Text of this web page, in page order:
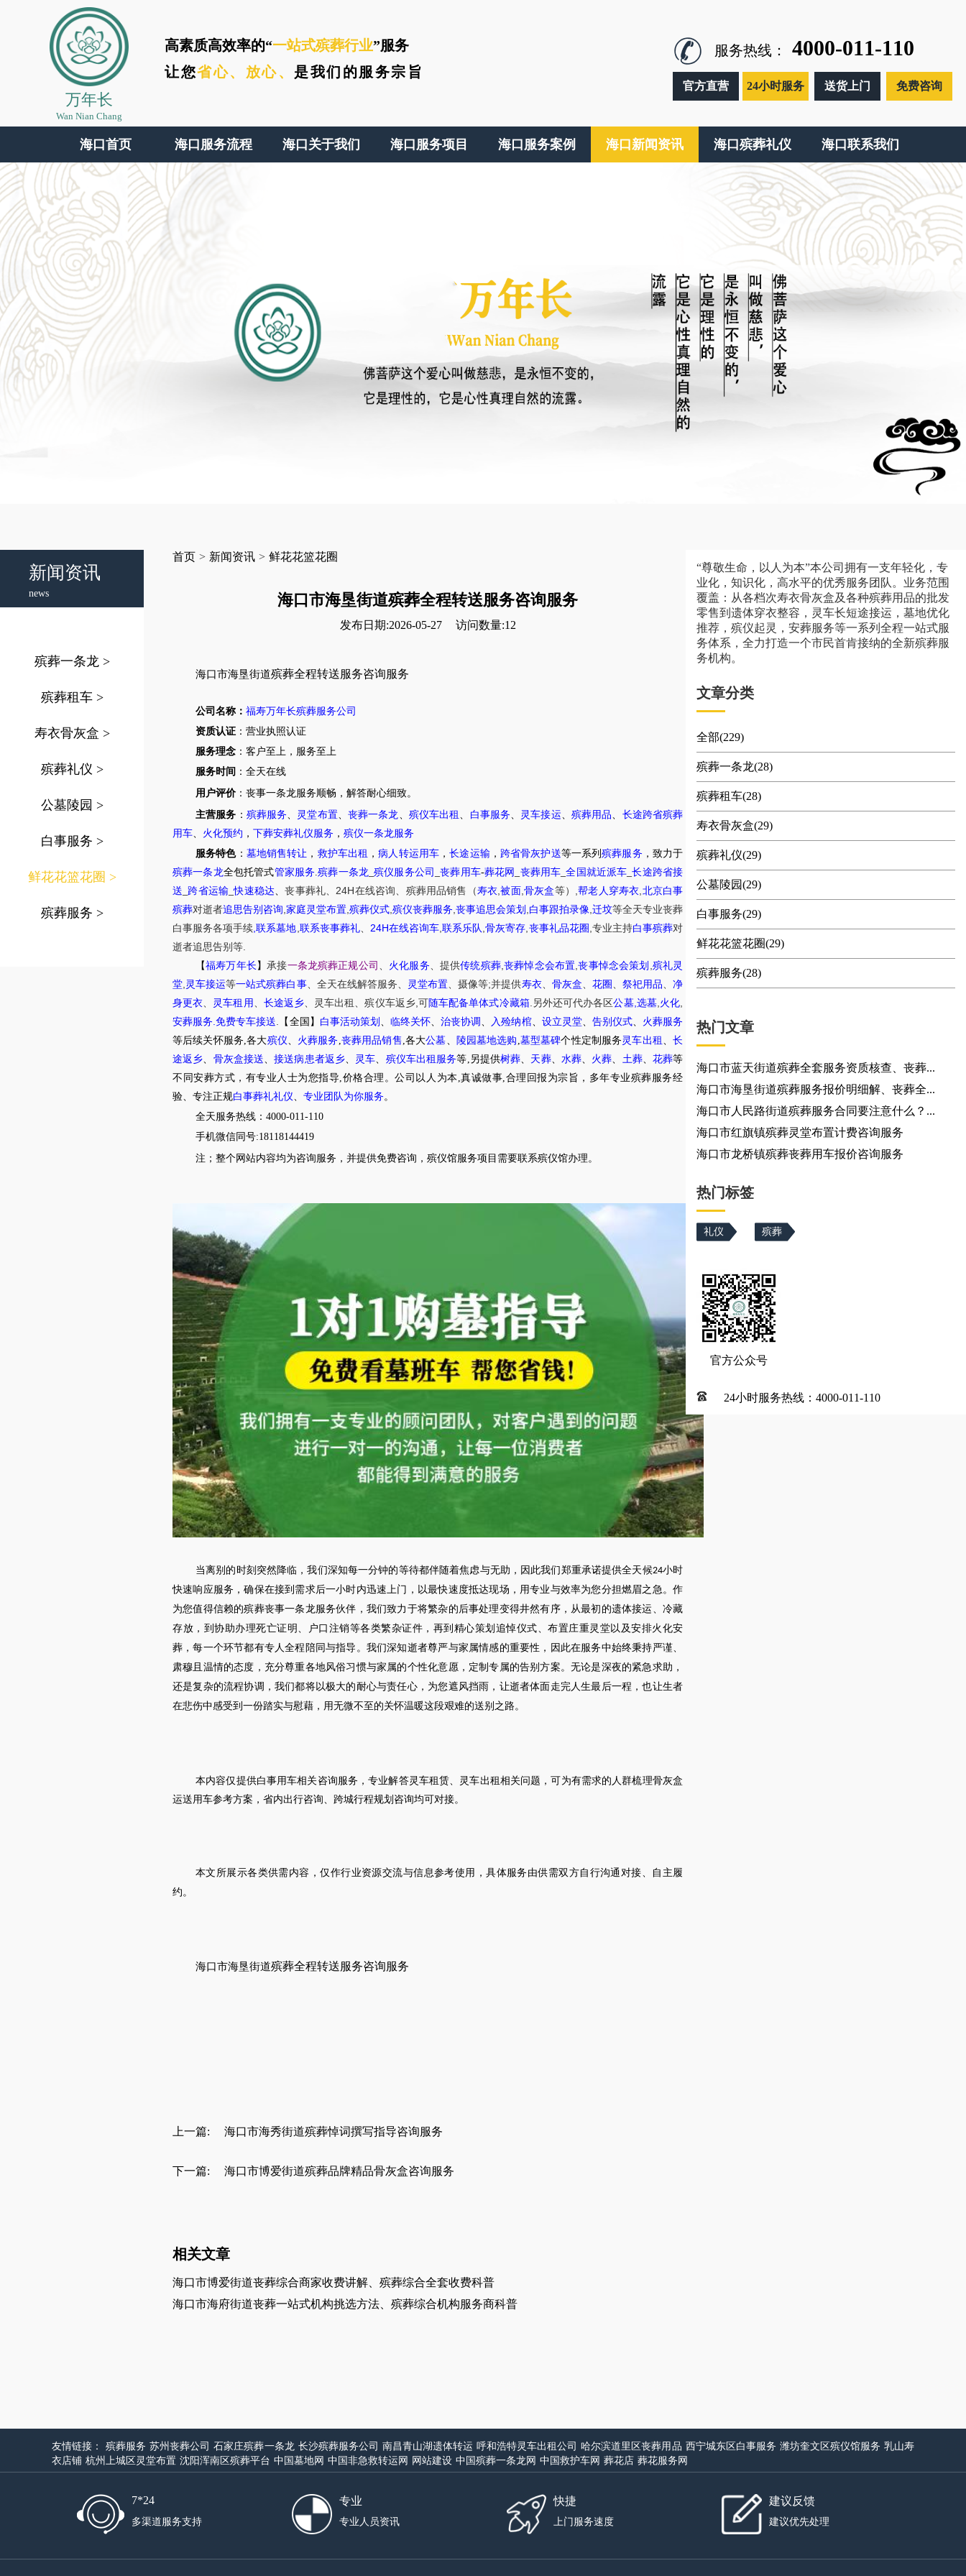
万年长
Wan Nian Chang
高素质高效率的“一站式殡葬行业”服务
让您省心、 放心、 是我们的服务宗旨
服务热线： 4000-011-110
官方直营 24小时服务 送货上门 免费咨询
海口首页 海口服务流程 海口关于我们 海口服务项目 海口服务案例 海口新闻资讯 海口殡葬礼仪 海口联系我们
新闻资讯
news
殡葬一条龙 >
殡葬租车 >
寿衣骨灰盒 >
殡葬礼仪 >
公墓陵园 >
白事服务 >
鲜花花篮花圈 >
殡葬服务 >
首页 > 新闻资讯 > 鲜花花篮花圈
海口市海垦街道殡葬全程转送服务咨询服务
发布日期:2026-05-27 访问数量:12
海口市海垦街道殡葬全程转送服务咨询服务
公司名称： 福寿万年长殡葬服务公司
资质认证 ：营业执照认证
服务理念 ：客户至上，服务至上
服务时间 ：全天在线
用户评价：丧事一条龙服务顺畅，解答耐心细致。
主营服务 ： 殡葬服务 灵堂布置、 丧葬一条龙 殡仪车出租 白事服务 灵车接运 殡葬用品
长途跨省殡葬
用车
火化预约 ， 下葬安葬礼仪服务 ， 殡仪一条龙服务
服务特色： 墓地销售转让 ， 救护车出租 ，病人转运用车 ，长途运输， 跨省骨灰护送等一系列殡葬服务 ，致力于
殡葬一条龙全包托管式管家服务 .殡葬一条龙 _殡仪服务公司 _丧葬用车-葬花网 丧葬用车 _全国就近派车 _长途跨省接
送 _跨省运输 _快速稳达 、丧事葬礼 24H在线咨询 殡葬用品销售 （寿衣 ,被面, 骨灰盒等） ,帮老人穿寿衣 北京白事
殡葬对逝者追思告别咨询 家庭灵堂布置 殡葬仪式 殡仪丧葬服务 丧事追思会策划 白事跟拍录像 迁坟等全天专业丧葬
白事服务各项手续 ,联系墓地 联系丧事葬礼、 24H在线咨询车 ,联系乐队 ,骨灰寄存 丧事礼品花圈 专业主持白事殡葬对
逝者追思告别等
【福寿万年长 】承接一条龙殡葬正规公司 火化服务 、提供传统殡葬, 丧葬悼念会布置 ,丧事悼念会策划 殡礼灵
堂 灵车接运等一站式殡葬白事、 全天在线解答服务 灵堂布置 、摄像等;并提供寿衣、 骨灰盒 花圈 祭祀用品 、净
身更衣
灵车租用 长途返乡 灵车出租 、殡仪车返乡, 可 随车配备单体式冷藏箱. 另外还可代办各区公墓, 选墓, 火化
安葬服务 .免费专车接送 【全国】 白事活动策划 临终关怀 、治丧协调 入殓纳棺、 设立灵堂、 告别仪式
火葬服务
等后续关怀服务,各大殡仪 火葬服务 丧葬用品销售 ,各大公墓 陵园墓地选购 墓型墓碑个性定制服务 灵车出租 、长
途返乡
骨灰盒接送 、接送病患者返乡 灵车 殡仪车出租服务等,另提供树葬 天葬、 水葬 火葬 土葬、 花葬等
不同安葬方式，有专业人士为您指导,价格合理。公司以人为本,真诚做事,合理回报为宗旨，多年专业殡葬服务经
验、专注正规白事葬礼礼仪 专业团队为你服务 。
全天服务热线：4000-011-110
手机微信同号:18118144419
注；整个网站内容均为咨询服务，并提供免费咨询，殡仪馆服务项目需要联系殡仪馆办理。
当离别的时刻突然降临，我们深知每一分钟的等待都伴随着焦虑与无助，因此我们郑重承诺提供全天候24小时
快速响应服务，确保在接到需求后一小时内迅速上门，以最快速度抵达现场，用专业与效率为您分担燃眉之急。作
为您值得信赖的殡葬丧事一条龙服务伙伴，我们致力于将繁杂的后事处理变得井然有序，从最初的遗体接运、冷藏
存放，到协助办理死亡证明、户口注销等各类繁杂证件，再到精心策划追悼仪式、布置庄重灵堂以及安排火化安
葬，每一个环节都有专人全程陪同与指导。我们深知逝者尊严与家属情感的重要性，因此在服务中始终秉持严谨、
肃穆且温情的态度，充分尊重各地风俗习惯与家属的个性化意愿，定制专属的告别方案。无论是深夜的紧急求助，
还是复杂的流程协调，我们都将以极大的耐心与责任心，为您遮风挡雨，让逝者体面走完人生最后一程，也让生者
在悲伤中感受到一份踏实与慰藉，用无微不至的关怀温暖这段艰难的送别之路。
本内容仅提供白事用车相关咨询服务，专业解答灵车租赁、灵车出租相关问题，可为有需求的人群梳理骨灰盒
运送用车参考方案，省内出行咨询、跨城行程规划咨询均可对接。
本文所展示各类供需内容，仅作行业资源交流与信息参考使用，具体服务由供需双方自行沟通对接、自主履
约。
海口市海垦街道殡葬全程转送服务咨询服务
上一篇: 海口市海秀街道殡葬悼词撰写指导咨询服务
下一篇: 海口市博爱街道殡葬品牌精品骨灰盒咨询服务
相关文章
海口市博爱街道丧葬综合商家收费讲解、殡葬综合全套收费科普
海口市海府街道丧葬一站式机构挑选方法、殡葬综合机构服务商科普
“尊敬生命，以人为本”本公司拥有一支年轻化，专
业化，知识化，高水平的优秀服务团队。业务范围
覆盖：从各档次寿衣骨灰盒及各种殡葬用品的批发
零售到遗体穿衣整容，灵车长短途接运，墓地优化
推荐，殡仪起灵，安葬服务等一系列全程一站式服
务体系，全力打造一个市民首肯接纳的全新殡葬服
务机构。
文章分类
全部(229)
殡葬一条龙(28)
殡葬租车(28)
寿衣骨灰盒(29)
殡葬礼仪(29)
公墓陵园(29)
白事服务(29)
鲜花花篮花圈(29)
殡葬服务(28)
热门文章
海口市蓝天街道殡葬全套服务资质核查、丧葬...
海口市海垦街道殡葬服务报价明细解、丧葬全...
海口市人民路街道殡葬服务合同要注意什么？...
海口市红旗镇殡葬灵堂布置计费咨询服务
海口市龙桥镇殡葬丧葬用车报价咨询服务
热门标签
礼仪 殡葬
官方公众号
24小时服务热线：4000-011-110
友情链接： 殡葬服务 苏州丧葬公司 石家庄殡葬一条龙 长沙殡葬服务公司 南昌青山湖遗体转运 呼和浩特灵车出租公司 哈尔滨道里区丧葬用品 西宁城东区白事服务 潍坊奎文区殡仪馆服务 乳山寿
衣店铺 杭州上城区灵堂布置 沈阳浑南区殡葬平台 中国墓地网 中国非急救转运网 网站建设 中国殡葬一条龙网 中国救护车网 葬花店 葬花服务网
7*24
多渠道服务支持
专业
专业人员资讯
快捷
上门服务速度
建议反馈
建议优先处理